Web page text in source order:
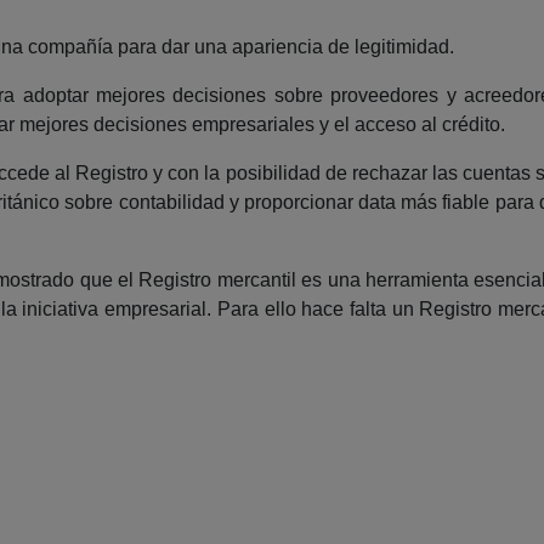
compañía para dar una apariencia de legitimidad.
adoptar mejores decisiones sobre proveedores y
mejores decisiones empresariales y el acceso al crédito.
al Registro y con la posibilidad de rechazar las cuentas
sobre contabilidad y proporcionar data más fiable
que el Registro mercantil es una herramienta
iniciativa empresarial. Para ello hace falta un Registro